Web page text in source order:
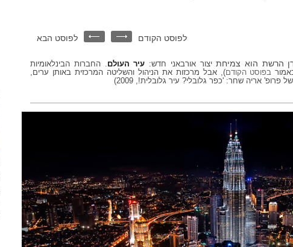
לפוסט הבא לפוסט הקודם
הרשת הוא צמיחתיצור אורבאני חדש: עיר העולם. החברות הבינלאומיות
בפוסט הקודם), אבל מרכזות את הניהול והשליטה המרכזית באותן ערים,
פרופ' אריה שחר: 'כפר גלובלי? עיר גלובלית!, 2009)